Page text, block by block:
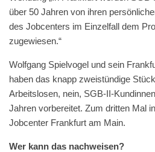
über 50 Jahren von ihren
des Jobcenters im Einzelfall dem
zugewiesen.“
Wolfgang Spielvogel und sein
haben das knapp zweistündige
Arbeitslosen, nein, SGB-II-
Jahren vorbereitet. Zum dritten Mal
Jobcenter Frankfurt am Main.
Wer kann das nachweisen?